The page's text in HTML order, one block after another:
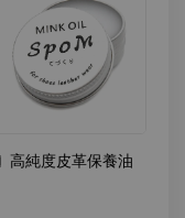
高純度皮革保養油